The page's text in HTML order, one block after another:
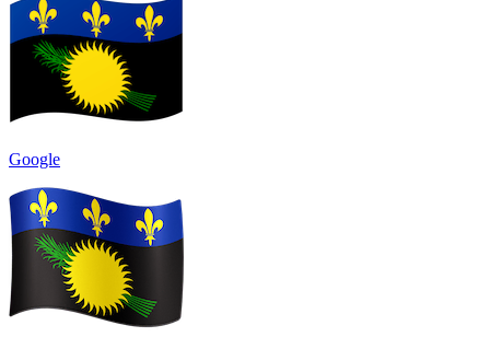
Google